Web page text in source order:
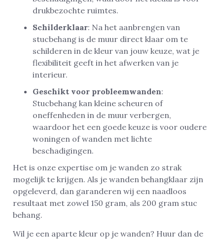
drukbezochte ruimtes.
Schilderklaar: Na het aanbrengen van
stucbehang is de muur direct klaar om te
schilderen in de kleur van jouw keuze, wat je
flexibiliteit geeft in het afwerken van je
interieur.
Geschikt voor probleemwanden:
Stucbehang kan kleine scheuren of
oneffenheden in de muur verbergen,
waardoor het een goede keuze is voor oudere
woningen of wanden met lichte
beschadigingen.
Het is onze expertise om je wanden zo strak
mogelijk te krijgen. Als je wanden behangklaar zijn
opgeleverd, dan garanderen wij een naadloos
resultaat met zowel 150 gram, als 200 gram stuc
behang.
Wil je een aparte kleur op je wanden? Huur dan de